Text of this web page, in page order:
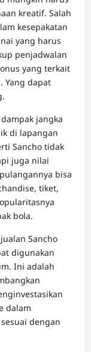
kreatif. Salah
kesepakatan
yang harus
penjadwalan
yang terkait
Yang dapat
jangka
di lapangan
Sancho tidak
juga nilai
bisa
tiket,
bola.
Sancho
digunakan
Ini adalah
dalam
dengan